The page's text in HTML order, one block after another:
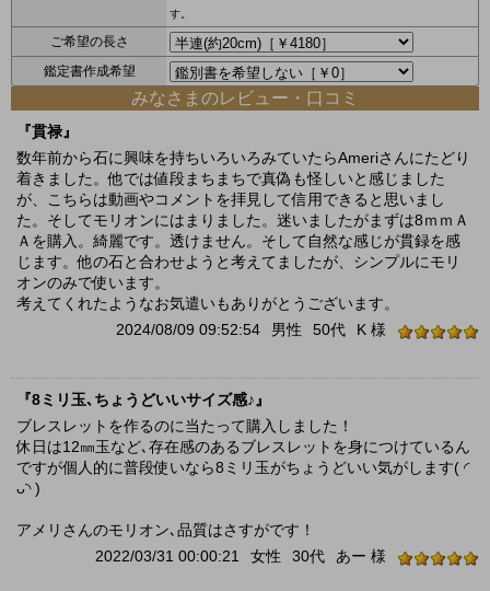
す。
ご希望の長さ
鑑定書作成希望
みなさまのレビュー・口コミ
『貫禄』
数年前から石に興味を持ちいろいろみていたらAmeriさんにたどり
着きました。他では値段まちまちで真偽も怪しいと感じました
が、こちらは動画やコメントを拝見して信用できると思いまし
た。そしてモリオンにはまりました。迷いましたがまずは8ｍｍＡ
Ａを購入。綺麗です。透けません。そして自然な感じが貫録を感
じます。他の石と合わせようと考えてましたが、シンプルにモリ
オンのみで使います。
考えてくれたようなお気遣いもありがとうございます。
K 様
50代
男性
2024/08/09 09:52:54
『8ミリ玉､ちょうどいいサイズ感♪』
ブレスレットを作るのに当たって購入しました！
休日は12㎜玉など､存在感のあるブレスレットを身につけているん
ですが個人的に普段使いなら8ミリ玉がちょうどいい気がします( ◜
ᴗ◝ )
アメリさんのモリオン､品質はさすがです！
あー 様
30代
女性
2022/03/31 00:00:21